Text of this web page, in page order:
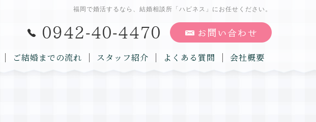
福岡で婚活するなら、結婚相談所「ハピネス」にお任せください。
ご結婚までの流れ スタッフ紹介 よくある質問 会社概要